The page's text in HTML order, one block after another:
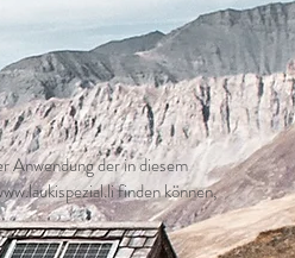
Anwendung der in diesem
finden können,